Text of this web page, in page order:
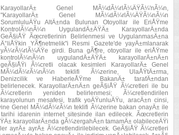
KarayollarÄ± Genel MÃ¼dÃ¼rlÃ¼ÄŸÃ¼'nÃ¼n,
"KarayollarÄ± Genel MÃ¼dÃ¼rlÃ¼ÄŸÃ¼nÃ¼n
SorumluluÄŸu AltÄ±nda Bulunan Otoyollar ile EriÅŸme
KontrolÃ¼nÃ¼n UygulandÄ±ÄŸÄ± KarayollarÄ±nda
GeÃ§iÅŸ Ãœcretlerinin Belirlenmesi ve UygulanmasÄ±na
Ä°liÅŸkin YÃ¶netmelik"i Resmi Gazete'de yayÄ±mlanarak
yÃ¼rÃ¼rlÃ¼ÄŸe girdi. Buna gÃ¶re, otoyollar ile eriÅŸme
kontrolÃ¼nÃ¼n uygulandÄ±ÄŸÄ± karayollarÄ±nÄ±n
geÃ§iÅŸi Ã¼cretli olacak kesimleri KarayollarÄ± Genel
MÃ¼dÃ¼rÃ¼nÃ¼n teklifi Ã¼zerine, UlaÅŸtÄ±rma,
Denizcilik ve HaberleÅŸme BakanÄ± tarafÄ±ndan
belirlenecek. KarayollarÄ±nÄ±n geÃ§iÅŸ Ã¼cretleri ile bu
Ã¼cretlerin yeniden belirlenmesi; Ã¼cretlendirilen
karayolunun mesafesi, trafik yoÄŸunluÄŸu, aracÄ±n cinsi,
Genel MÃ¼dÃ¼rÃ¼n teklifi Ã¼zerine bakan onayÄ± ile
idarenin internet sitesinde ilan edilecek. Ãœcretlerin
karayollarÄ±nda gÃ¼zergahÄ±n tamamÄ± olabileceÄŸi
ayrÄ± ayrÄ± Ã¼cretlendirilebilecek. GeÃ§iÅŸ Ã¼cretleri